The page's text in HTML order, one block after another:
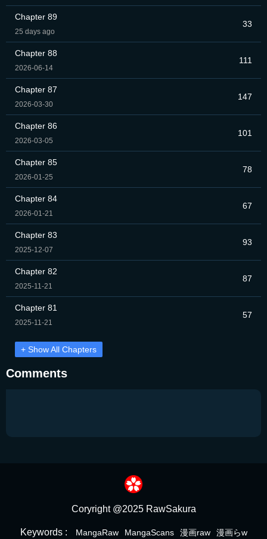
Chapter 89
25 days ago
33
Chapter 88
2026-06-14
111
Chapter 87
2026-03-30
147
Chapter 86
2026-03-05
101
Chapter 85
2026-01-25
78
Chapter 84
2026-01-21
67
Chapter 83
2025-12-07
93
Chapter 82
2025-11-21
87
Chapter 81
2025-11-21
57
+ Show All Chapters
Comments
Coryright @2025 RawSakura
Keywords : MangaRaw MangaScans 漫画raw 漫画らw